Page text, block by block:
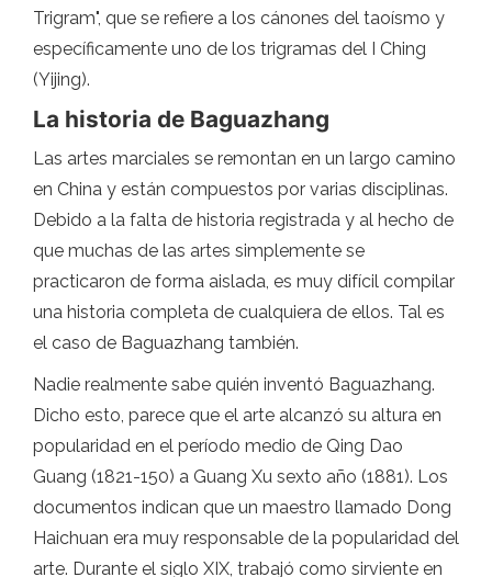
Trigram", que se refiere a los cánones del taoísmo y
específicamente uno de los trigramas del I Ching
(Yijing).
La historia de Baguazhang
Las artes marciales se remontan en un largo camino
en China y están compuestos por varias disciplinas.
Debido a la falta de historia registrada y al hecho de
que muchas de las artes simplemente se
practicaron de forma aislada, es muy difícil compilar
una historia completa de cualquiera de ellos. Tal es
el caso de Baguazhang también.
Nadie realmente sabe quién inventó Baguazhang.
Dicho esto, parece que el arte alcanzó su altura en
popularidad en el período medio de Qing Dao
Guang (1821-150) a Guang Xu sexto año (1881). Los
documentos indican que un maestro llamado Dong
Haichuan era muy responsable de la popularidad del
arte. Durante el siglo XIX, trabajó como sirviente en